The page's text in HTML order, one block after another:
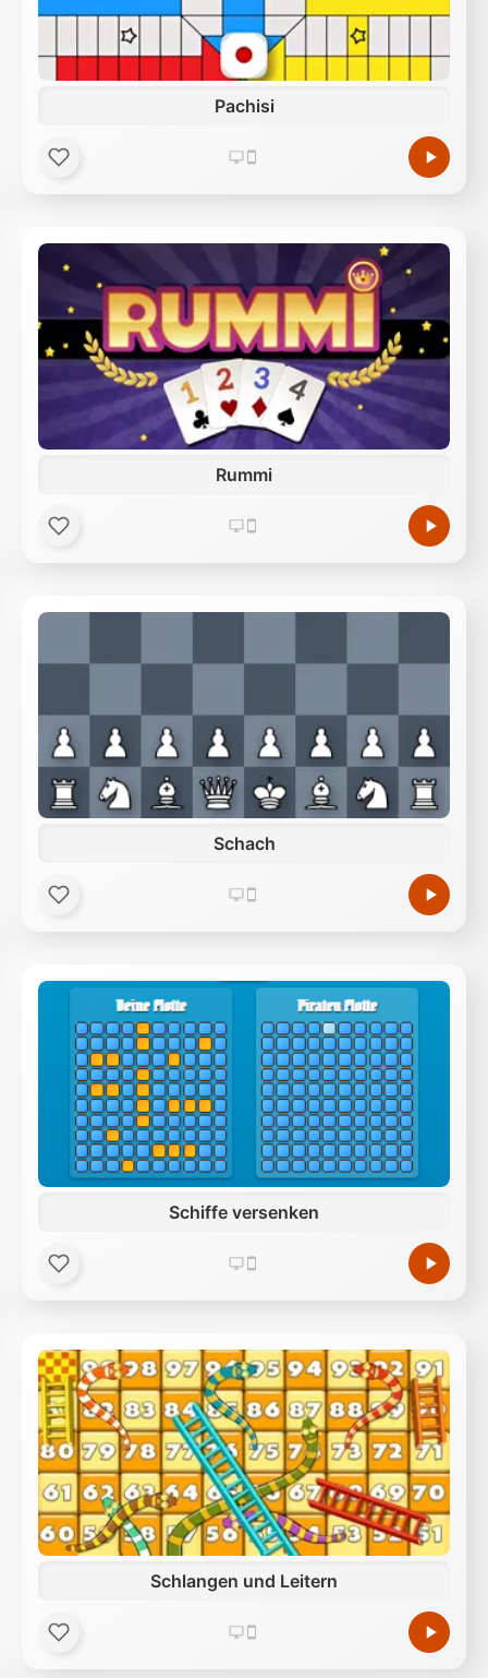
Pachisi
Rummi
Schach
Schiffe versenken
Schlangen und Leitern